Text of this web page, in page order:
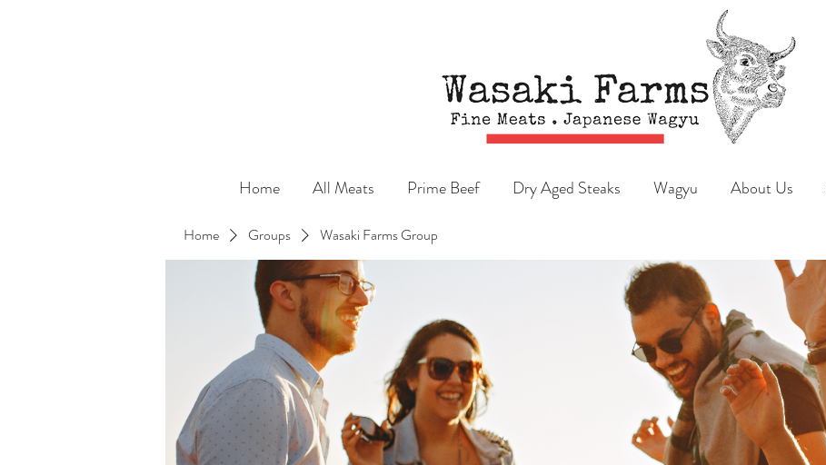
Home All Meats Prime Beef Dry Aged Steaks Wagyu About Us
Home Groups Wasaki Farms Group